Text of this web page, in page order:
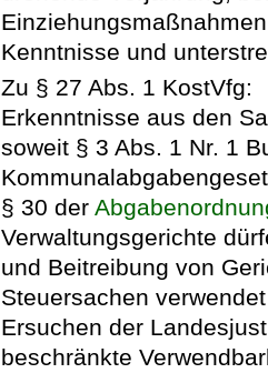
Kenntnisse und
Zu § 27 Abs. 1 KostVfg:
Erkenntnisse aus den
soweit § 3 Abs. 1 Nr. 1
§ 30 der
Verwaltungsgerichte
und Beitreibung von
Steuersachen
Ersuchen der
beschränkte